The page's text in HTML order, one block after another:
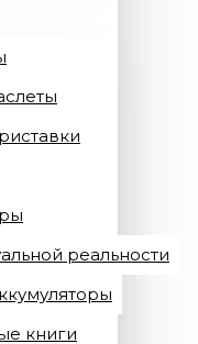
реальности
книги